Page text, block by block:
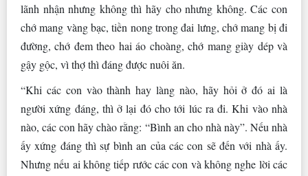
lãnh nhận nhưng không thì hãy cho nhưng không. Các con
chớ mang vàng bạc, tiền nong trong đai lưng, chớ mang bị đi
đường, chớ đem theo hai áo choàng, chớ mang giày dép và
gậy gộc, vì thợ thì đáng được nuôi ăn.
“Khi các con vào thành hay làng nào, hãy hỏi ở đó ai là
người xứng đáng, thì ở lại đó cho tới lúc ra đi. Khi vào nhà
nào, các con hãy chào rằng: “Bình an cho nhà này”. Nếu nhà
ấy xứng đáng thì sự bình an của các con sẽ đến với nhà ấy.
Nhưng nếu ai không tiếp rước các con và không nghe lời các